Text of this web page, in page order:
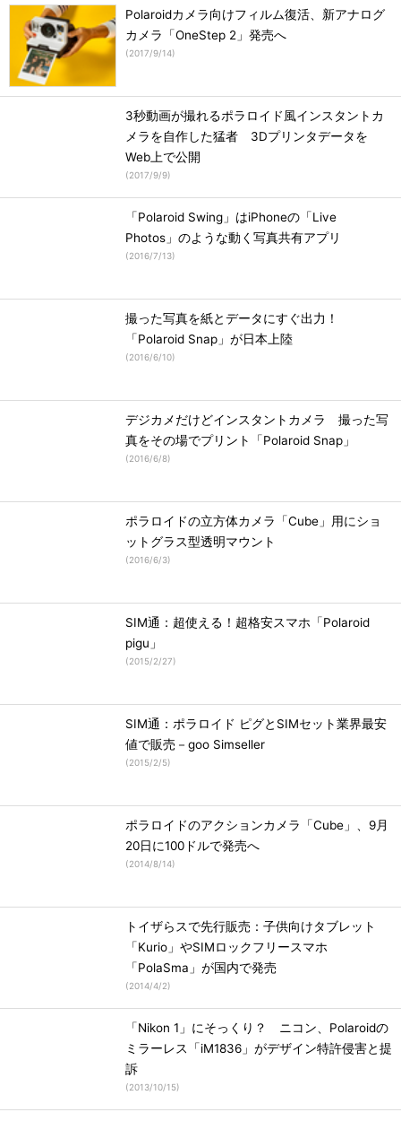
Polaroidカメラ向けフィルム復活、新アナログ
カメラ「OneStep 2」発売へ
(2017/9/14)
3秒動画が撮れるポラロイド風インスタントカ
メラを自作した猛者 3Dプリンタデータを
Web上で公開
(2017/9/9)
「Polaroid Swing」はiPhoneの「Live
Photos」のような動く写真共有アプリ
(2016/7/13)
撮った写真を紙とデータにすぐ出力！
「Polaroid Snap」が日本上陸
(2016/6/10)
デジカメだけどインスタントカメラ 撮った写
真をその場でプリント「Polaroid Snap」
(2016/6/8)
ポラロイドの立方体カメラ「Cube」用にショ
ットグラス型透明マウント
(2016/6/3)
SIM通：超使える！超格安スマホ「Polaroid
pigu」
(2015/2/27)
SIM通：ポラロイド ピグとSIMセット業界最安
値で販売－goo Simseller
(2015/2/5)
ポラロイドのアクションカメラ「Cube」、9月
20日に100ドルで発売へ
(2014/8/14)
トイザらスで先行販売：子供向けタブレット
「Kurio」やSIMロックフリースマホ
「PolaSma」が国内で発売
(2014/4/2)
「Nikon 1」にそっくり？ ニコン、Polaroidの
ミラーレス「iM1836」がデザイン特許侵害と提
訴
(2013/10/15)